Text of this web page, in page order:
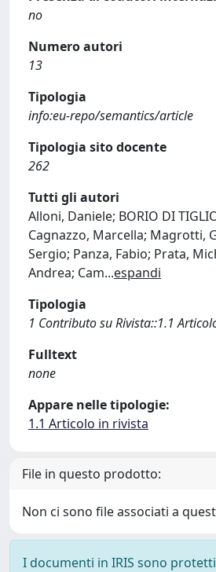
no
Numero autori
13
Tipologia
info:eu-repo/semantics/article
Tipologia sito docente
262
Tutti gli autori
Alloni, Daniele; BORIO DI
Cagnazzo, Marcella; Magrotti,
Sergio; Panza, Fabio; Prata,
Andrea; Cam...espandi
Tipologia
1 Contributo su Rivista::1.1
Fulltext
none
Appare nelle tipologie:
1.1 Articolo in rivista
File in questo prodotto:
Non ci sono file associati a
I documenti in IRIS sono